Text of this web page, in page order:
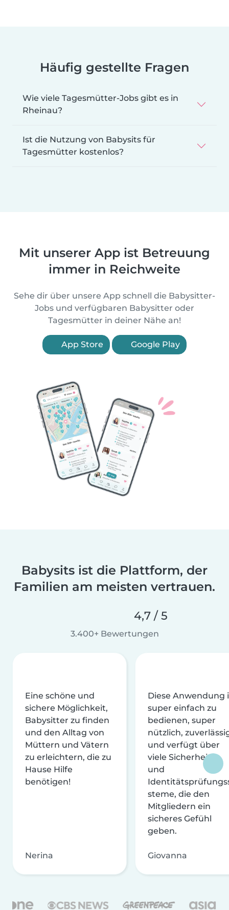
Häufig gestellte Fragen
Wie viele Tagesmütter-Jobs gibt es in
Rheinau?
Ist die Nutzung von Babysits für
Tagesmütter kostenlos?
Mit unserer App ist Betreuung
immer in Reichweite
Sehe dir über unsere App schnell die Babysitter-
Jobs und verfügbaren Babysitter oder
Tagesmütter in deiner Nähe an!
App Store Google Play
Babysits ist die Plattform, der
Familien am meisten vertrauen.
4,7 / 5
3.400+ Bewertungen
Eine schöne und
sichere Möglichkeit,
Babysitter zu finden
und den Alltag von
Müttern und Vätern
zu erleichtern, die zu
Hause Hilfe
benötigen!
Nerina
Diese Anwendung
super einfach zu
bedienen, super
nützlich,
und verfügt über
viele Sicherheits-
und
steme, die den
Mitgliedern ein
sicheres Gefühl
geben.
Giovanna